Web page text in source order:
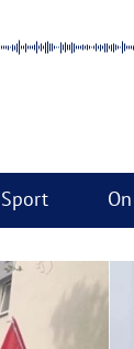
Sport